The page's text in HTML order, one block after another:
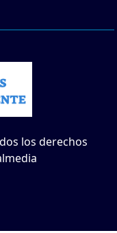
los derechos